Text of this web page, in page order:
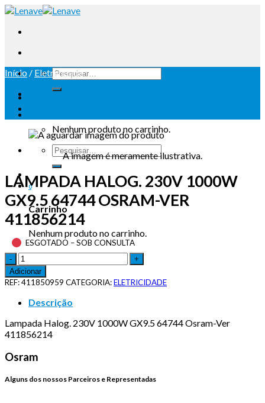
Nenhum produto no carrinho.
0
Carrinho
Nenhum produto no carrinho.
Início / Eletricidade
A imagem é meramente ilustrativa.
LAMPADA HALOG. 230V 1000W
GX9.5 64744 OSRAM-VER
411856214
ESGOTADO – SOB CONSULTA
Adicionar
REF:411850959 CATEGORIA:ELETRICIDADE
Descrição
Lampada Halog. 230V 1000W GX9.5 64744 Osram-Ver
411856214
Osram
Alguns dos nossos Parceiros e Representadas